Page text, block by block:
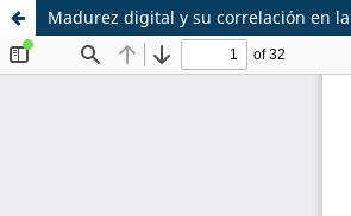
Madurez digital y su correlación en